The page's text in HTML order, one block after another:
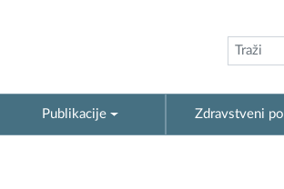
Publikacije Zdravstveni